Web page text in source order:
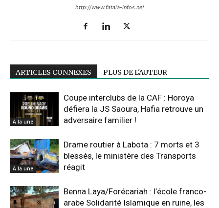
http://www.fatala-infos.net
ARTICLES CONNEXES PLUS DE L'AUTEUR
A la une
Coupe interclubs de la CAF : Horoya
défiera la JS Saoura, Hafia retrouve un
adversaire familier !
A la une
Drame routier à Labota : 7 morts et 3
blessés, le ministère des Transports
réagit
Benna Laya/Forécariah : l’école franco-
arabe Solidarité Islamique en ruine, les